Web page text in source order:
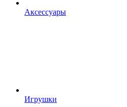
Аксессуары
Игрушки